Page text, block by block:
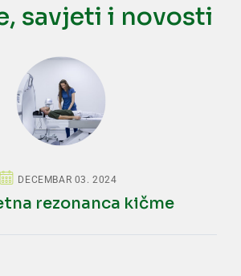
savjeti i novosti
DECEMBAR 03. 2024
rezonanca kičme